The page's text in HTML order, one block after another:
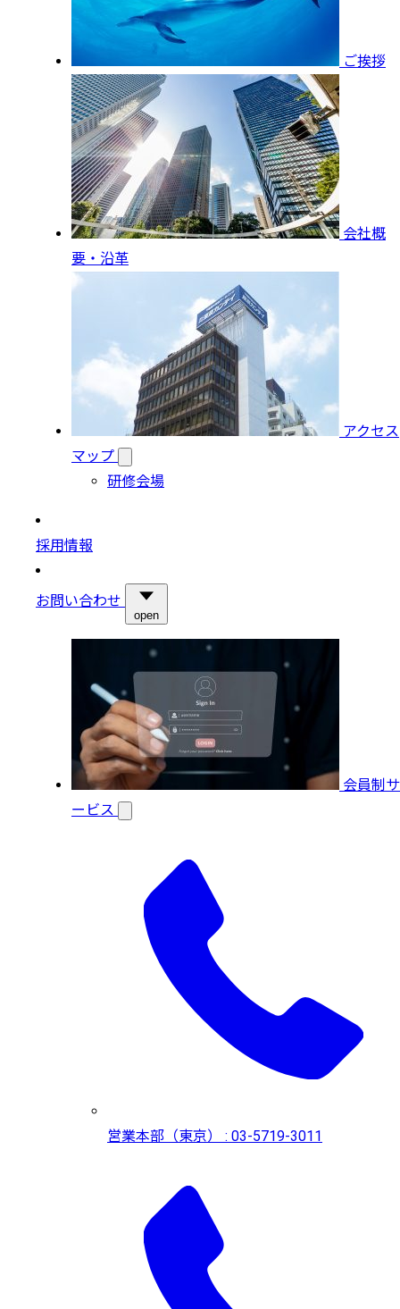
ご挨拶
会社概
要・沿革
アクセス
マップ
研修会場
採用情報
お問い合わせ
open
会員制サ
ービス
営業本部（東京） : 03-5719-3011